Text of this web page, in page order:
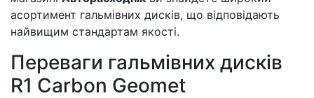
асортимент гальмівних дисків, що відповідають
найвищим стандартам якості.
Переваги гальмівних дисків
R1 Carbon Geomet